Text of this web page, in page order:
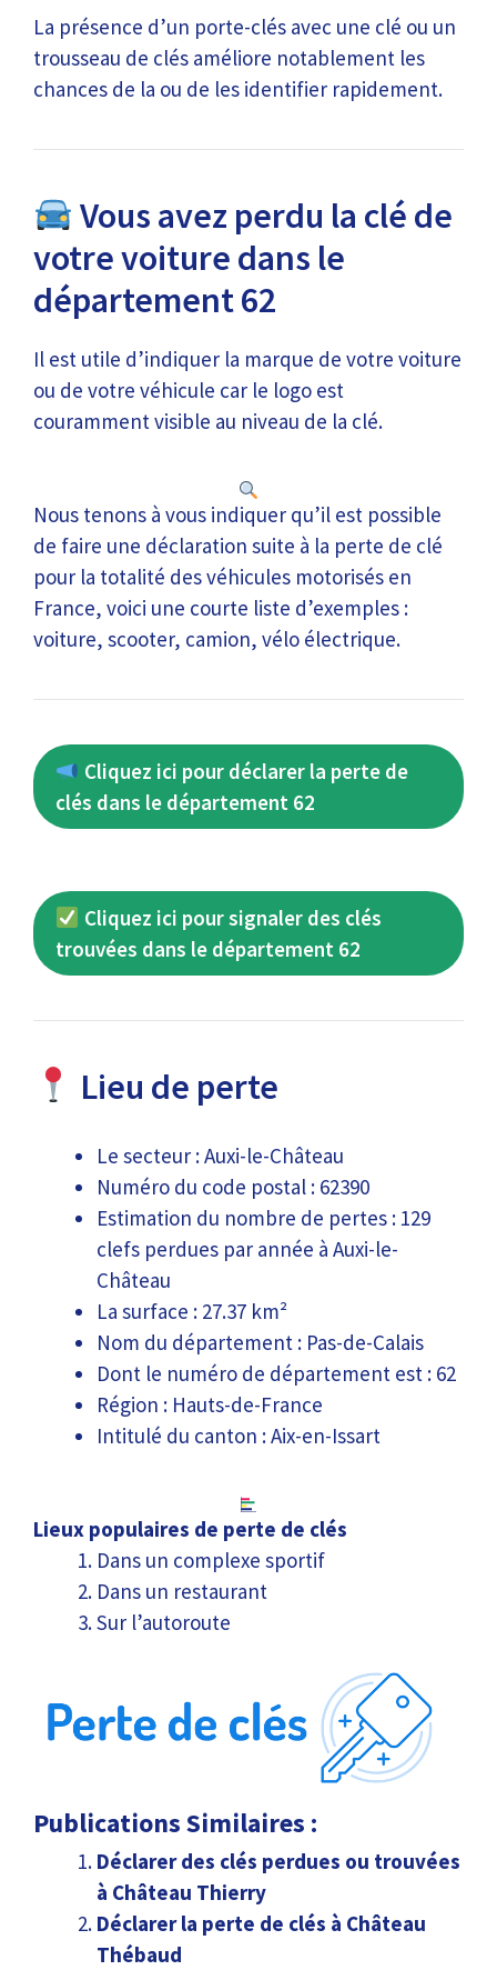
La présence d’un porte-clés avec une clé ou un
trousseau de clés améliore notablement les
chances de la ou de les identifier rapidement.
Vous avez perdu la clé de
votre voiture dans le
département 62
Il est utile d’indiquer la marque de votre voiture
ou de votre véhicule car le logo est
couramment visible au niveau de la clé.
Nous tenons à vous indiquer qu’il est possible
de faire une déclaration suite à la perte de clé
pour la totalité des véhicules motorisés en
France, voici une courte liste d’exemples :
voiture, scooter, camion, vélo électrique.
Cliquez ici pour déclarer la perte de
clés dans le département 62
Cliquez ici pour signaler des clés
trouvées dans le département 62
Lieu de perte
Le secteur : Auxi-le-Château
Numéro du code postal : 62390
Estimation du nombre de pertes : 129
clefs perdues par année à Auxi-le-
Château
La surface : 27.37 km²
Nom du département : Pas-de-Calais
Dont le numéro de département est : 62
Région : Hauts-de-France
Intitulé du canton : Aix-en-Issart
Lieux populaires de perte de clés
Dans un complexe sportif
Dans un restaurant
Sur l’autoroute
Publications Similaires :
Déclarer des clés perdues ou trouvées
à Château Thierry
Déclarer la perte de clés à Château
Thébaud